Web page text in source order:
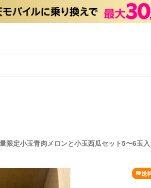
限定小玉青肉メロンと小玉西瓜セット5〜6玉
送